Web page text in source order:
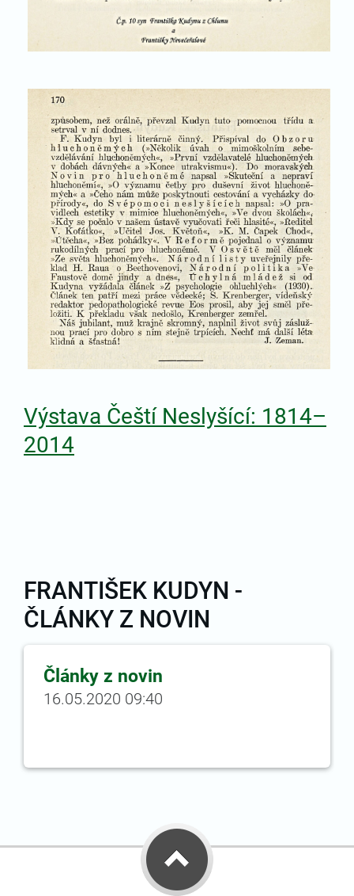
Výstava Čeští Neslyšící: 1814–
2014
FRANTIŠEK KUDYN -
ČLÁNKY Z NOVIN
Články z novin
16.05.2020 09:40